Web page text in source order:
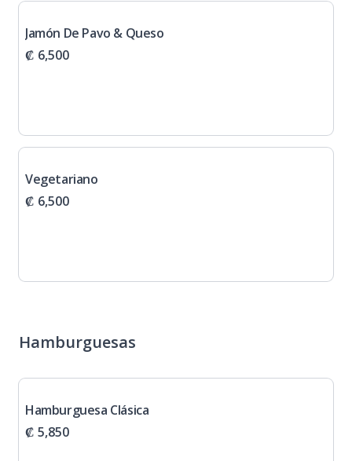
Jamón De Pavo & Queso
₡ 6,500
Vegetariano
₡ 6,500
Hamburguesas
Hamburguesa Clásica
₡ 5,850